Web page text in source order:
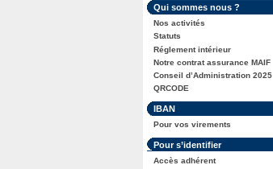
Dans
la
rubrique
:
Qui sommes nous ?
Nos activités
Statuts
Réglement intérieur
Notre contrat assurance MAIF
Conseil d’Administration 2025
QRCODE
Dans
la
rubrique
:
IBAN
Pour vos virements
Dans
la
rubrique
Pour s’identifier
Accès adhérent